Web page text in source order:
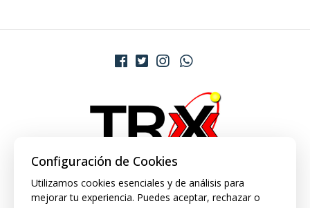
Configuración de Cookies
Utilizamos cookies esenciales y de análisis para
mejorar tu experiencia. Puedes aceptar, rechazar o